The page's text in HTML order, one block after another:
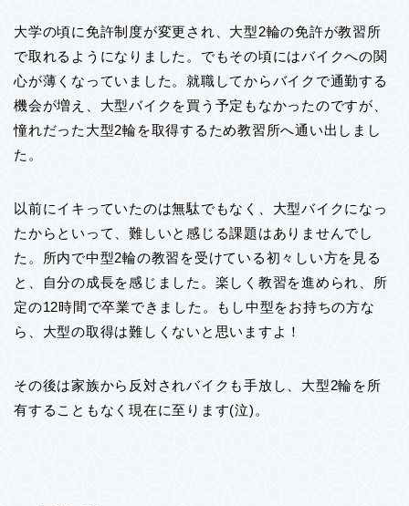
大学の頃に免許制度が変更され、大型2輪の免許が教習所
で取れるようになりました。でもその頃にはバイクへの関
心が薄くなっていました。就職してからバイクで通勤する
機会が増え、大型バイクを買う予定もなかったのですが、
憧れだった大型2輪を取得するため教習所へ通い出しまし
た。
以前にイキっていたのは無駄でもなく、大型バイクになっ
たからといって、難しいと感じる課題はありませんでし
た。所内で中型2輪の教習を受けている初々しい方を見る
と、自分の成長を感じました。楽しく教習を進められ、所
定の12時間で卒業できました。もし中型をお持ちの方な
ら、大型の取得は難しくないと思いますよ！
その後は家族から反対されバイクも手放し、大型2輪を所
有することもなく現在に至ります(泣)。